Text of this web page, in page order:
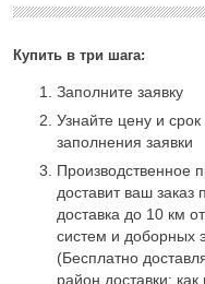
Купить в три шага:
Заполните заявку
Узнайте цену и
заполнения заявки
Производственное
доставит ваш
доставка до 10 км
систем и доборных
(Бесплатно
район доставки: